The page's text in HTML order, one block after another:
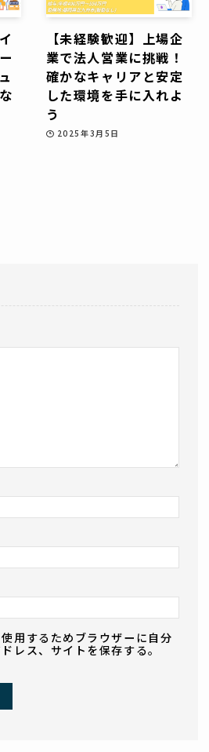
【未経験歓迎】上場企
業で法人営業に挑戦！
確かなキャリアと安定
した環境を手に入れよ
う
2025年3月5日
用するためブラウザーに自分
レス、サイトを保存する。